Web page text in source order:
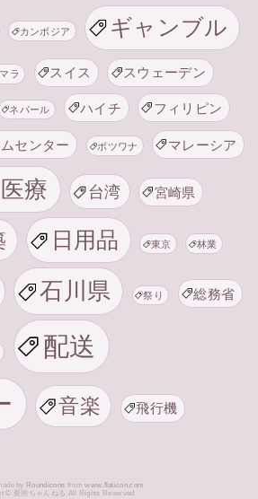
カンボジア ギャンブル
ラ スイス スウェーデン
ネパール ハイチ フィリピン
センター ボツワナ マレーシア
医療 台湾 宮崎県
日用品 東京 林業
石川県 祭り 総務省
配送
音楽 飛行機
by Roundicons fromwww.flaticon.com
© 憂国ちゃんねる All Rights Reserved.